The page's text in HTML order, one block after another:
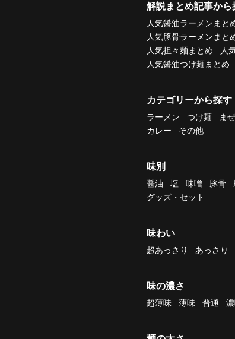
解説まとめ記事から
人気醤油ラーメンまと
人気豚骨ラーメンまと
人気担々麺まとめ
人
人気醤油つけ麺まとめ
カテゴリーから探す
ラーメン つけ麺 ま
カレー
その他
味別
醤油 塩 味噌 豚骨
グッズ・セット
味わい
超あっさり あっさり
味の濃さ
超薄味 薄味 普通